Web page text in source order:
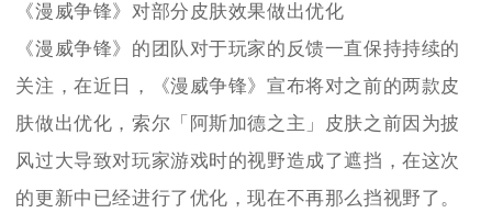
《漫威争锋》对部分皮肤效果做出优化
《漫威争锋》的团队对于玩家的反馈一直保持持续的
关注，在近日，《漫威争锋》宣布将对之前的两款皮
肤做出优化，索尔「阿斯加德之主」皮肤之前因为披
风过大导致对玩家游戏时的视野造成了遮挡，在这次
的更新中已经进行了优化，现在不再那么挡视野了。